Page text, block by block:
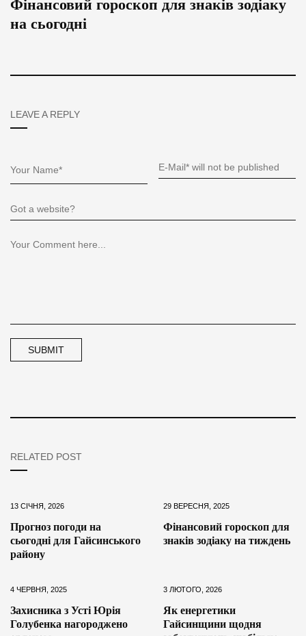
Фінансовий гороскоп для знаків зодіаку
на сьогодні
LEAVE A REPLY
RELATED POST
13 СІЧНЯ, 2026
Прогноз погоди на
сьогодні для Гайсинського
району
29 ВЕРЕСНЯ, 2025
Фінансовий гороскоп для
знаків зодіаку на тиждень
4 ЧЕРВНЯ, 2025
Захисника з Усті Юрія
Голубенка нагороджено
3 ЛЮТОГО, 2026
Як енергетики
Гайсинщини щодня